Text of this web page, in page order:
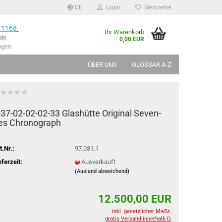
DE Login Merkzettel
Ihr Warenkorb
0,00 EUR
ÜBER UNS GLOSSAR A-Z
02-02-02-33 Glas­hüt­te Ori­gi­nal Se­ven­
Chro­no­graph
97.031.1
Ausverkauft
(Ausland abweichend)
12.500,00 EUR
inkl. gesetzlicher MwSt.
gratis Versand innerhalb D.